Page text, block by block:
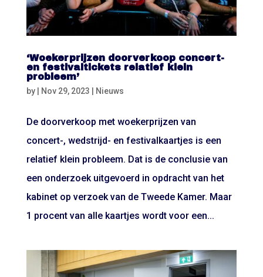
‘Woekerprijzen doorverkoop concert-
en festivaltickets relatief klein
probleem’
by | Nov 29, 2023 | Nieuws
De doorverkoop met woekerprijzen van
concert-, wedstrijd- en festivalkaartjes is een
relatief klein probleem. Dat is de conclusie van
een onderzoek uitgevoerd in opdracht van het
kabinet op verzoek van de Tweede Kamer. Maar
1 procent van alle kaartjes wordt voor een...